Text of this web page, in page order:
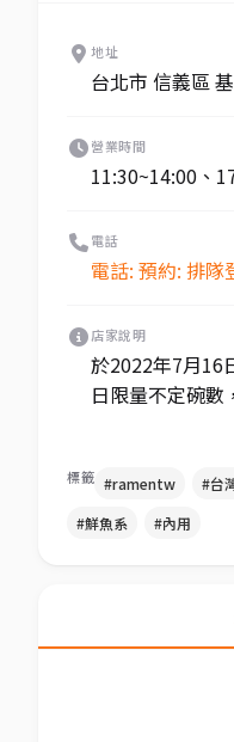
地址
台北市 信義區
營業時間
11:30~14:00、
電話
電話: 預約: 排隊
店家說明
於2022年7月16
日限量不定碗數
標籤 #ramentw #台
#鮮魚系
#內用